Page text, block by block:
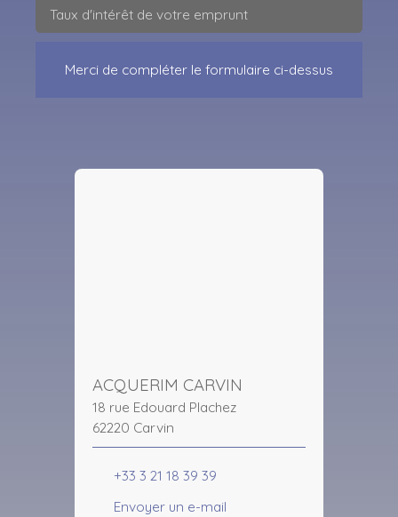
Taux d'intérêt de votre emprunt
Merci de compléter le formulaire ci-dessus
ACQUERIM CARVIN
18 rue Edouard Plachez
62220 Carvin
+33 3 21 18 39 39
Envoyer un e-mail